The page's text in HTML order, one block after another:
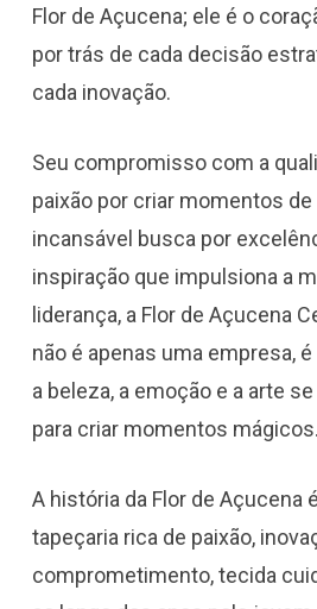
Flor de Açucena; ele é o
por trás de cada decisão
cada inovação.
Seu compromisso com a
paixão por criar momentos de
incansável busca por
inspiração que impulsiona a
liderança, a Flor de Açucena
não é apenas uma empresa,
a beleza, a emoção e a arte
para criar momentos mágicos.
A história da Flor de Açucena
tapeçaria rica de paixão,
comprometimento, tecida